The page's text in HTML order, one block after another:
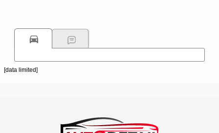
[data limited]